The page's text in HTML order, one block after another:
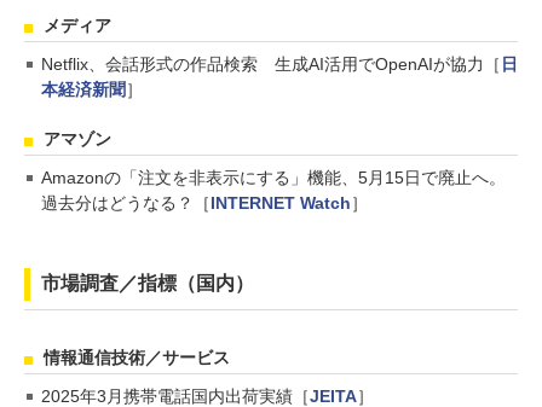
メディア
Netflix、会話形式の作品検索 生成AI活用でOpenAIが協力［ 日
本経済新聞］
アマゾン
Amazonの「注文を非表示にする」機能、5月15日で廃止へ。
過去分はどうなる？［INTERNET Watch］
市場調査／指標（国内）
情報通信技術／サービス
2025年3月携帯電話国内出荷実績［JEITA］